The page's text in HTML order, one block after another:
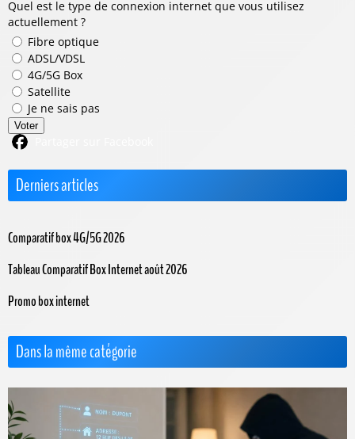
Quel est le type de connexion internet que vous utilisez
actuellement ?
Fibre optique
ADSL/VDSL
4G/5G Box
Satellite
Je ne sais pas
Voter
Derniers articles
Comparatif box 4G/5G 2026
Tableau Comparatif Box Internet août 2026
Promo box internet
Dans la même catégorie